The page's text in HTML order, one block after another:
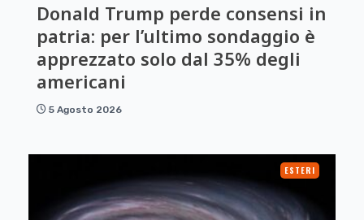
Donald Trump perde consensi in
patria: per l’ultimo sondaggio è
apprezzato solo dal 35% degli
americani
5 Agosto 2026
ESTERI